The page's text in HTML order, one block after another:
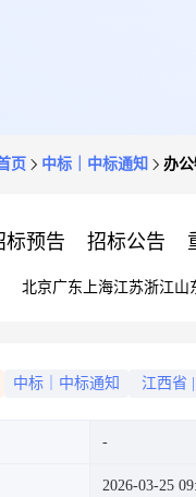
页 中标｜中标通知 办
标预告 招标公告
北京广东 上海江苏浙江山
中标｜中标通知 江西省
2026-03-25